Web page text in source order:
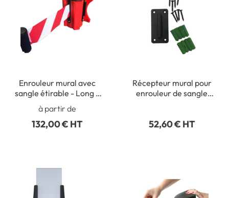
Enrouleur mural avec
sangle étirable - Long 5
à partir de
132,00 € HT
Récepteur mural pour
enrouleur de sangle
52,60 € HT